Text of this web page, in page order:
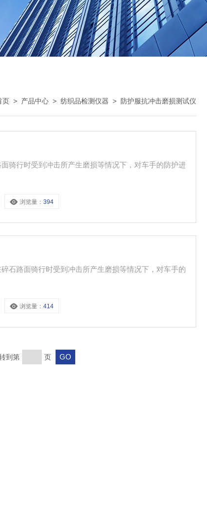
页 > 产品中心 > 纺织品检测仪器 > 防护服抗冲击磨损测试仪
骑行时受到冲击所产生磨损等情况下，对车手的防护进
浏览量：394
石路面骑行时受到冲击所产生磨损等情况下，对车手的
浏览量：414
到第 页